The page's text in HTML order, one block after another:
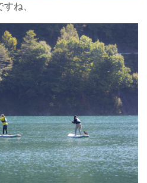
ね、